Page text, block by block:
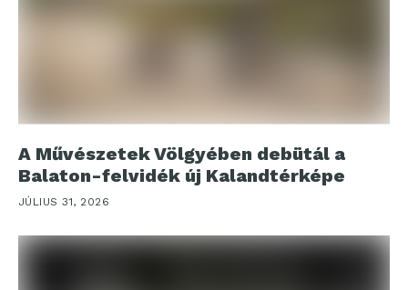
A Művészetek Völgyében debütál a
Balaton-felvidék új Kalandtérképe
JÚLIUS 31, 2026